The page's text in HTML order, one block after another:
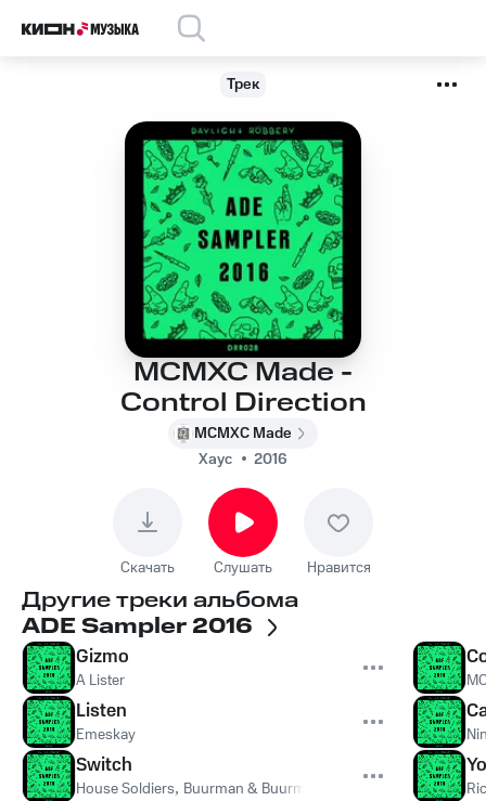
Трек
MCMXC Made -
Control Direction
MCMXC Made
Хаус
2016
Скачать Слушать Нравится
Другие треки альбома
ADE Sampler 2016
Gizmo
A Lister
Listen
Emeskay
Switch
House Soldiers, Buurman & Buurman